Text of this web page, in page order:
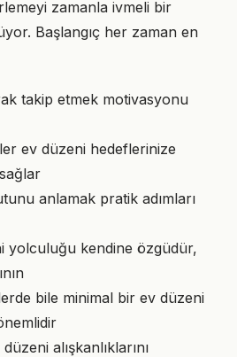
zamanla ivmeli bir
Başlangıç her zaman en
takip etmek motivasyonu
ev düzeni hedeflerinize
anlamak pratik adımları
yolculuğu kendine özgüdür,
bile minimal bir ev düzeni
alışkanlıklarını